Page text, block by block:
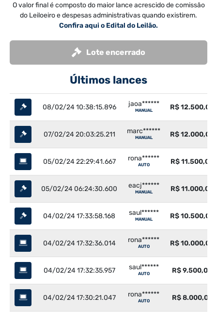
O valor final é composto do maior lance acrescido de comissão
do Leiloeiro e despesas administrativas quando existirem.
Confira aqui o Edital do Leilão.
Lote encerrado
Últimos lances
08/02/24 10:38:15.896 jaoa******
MANUAL R$ 12.500,00
07/02/24 20:03:25.211 marc******
MANUAL R$ 12.000,00
05/02/24 22:29:41.667 rona******
AUTO R$ 11.500,00
05/02/24 06:24:30.600 eacj******
MANUAL R$ 11.000,00
04/02/24 17:33:58.168 saul******
MANUAL R$ 10.500,00
04/02/24 17:32:36.014 rona******
AUTO R$ 10.000,00
04/02/24 17:32:35.957 saul******
AUTO R$ 9.500,00
04/02/24 17:30:21.047 rona******
AUTO R$ 8.000,00